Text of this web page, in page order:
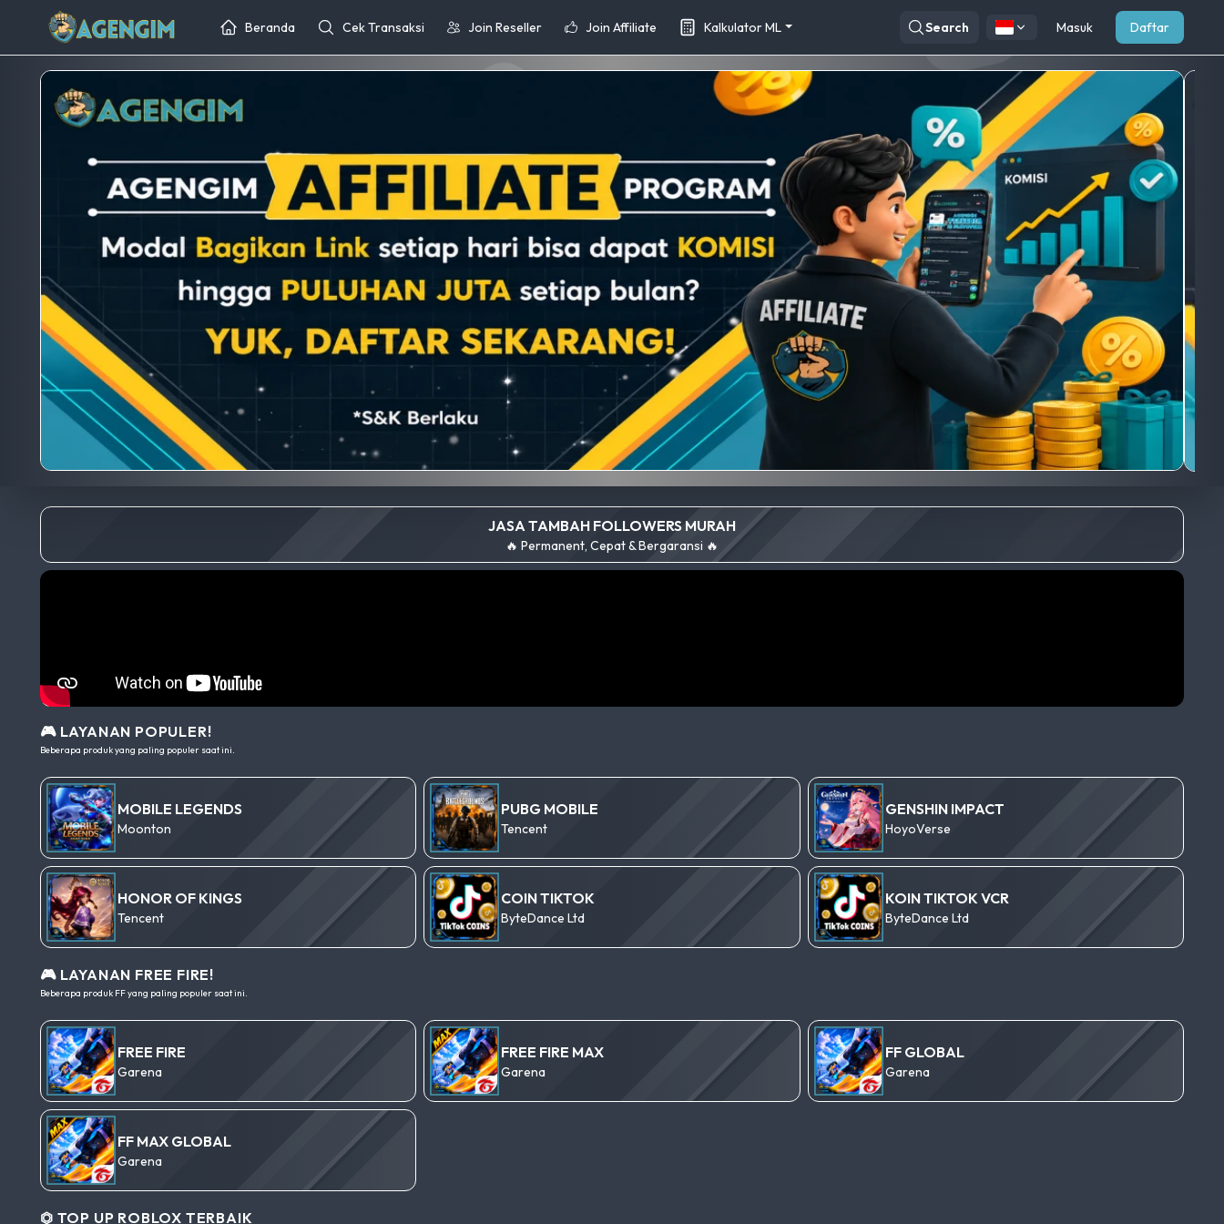
Beranda Cek Transaksi Join Reseller Join Affiliate Kalkulator ML Search Masuk Daftar
JASA TAMBAH FOLLOWERS MURAH
🔥 Permanent, Cepat & Bergaransi 🔥
🎮 LAYANAN POPULER!
Beberapa produk yang paling populer saat ini.
MOBILE LEGENDS
Moonton
PUBG MOBILE
Tencent
GENSHIN IMPACT
HoyoVerse
HONOR OF KINGS
Tencent
COIN TIKTOK
ByteDance Ltd
KOIN TIKTOK VCR
ByteDance Ltd
🎮 LAYANAN FREE FIRE!
Beberapa produk FF yang paling populer saat ini.
FREE FIRE
Garena
FREE FIRE MAX
Garena
FF GLOBAL
Garena
FF MAX GLOBAL
Garena
⏣ TOP UP ROBLOX TERBAIK